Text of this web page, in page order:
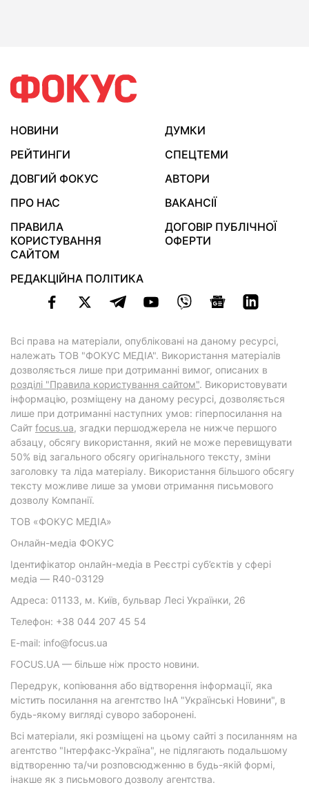
НОВИНИ
ДУМКИ
РЕЙТИНГИ
СПЕЦТЕМИ
ДОВГИЙ ФОКУС
АВТОРИ
ПРО НАС
ВАКАНСІЇ
ПРАВИЛА
КОРИСТУВАННЯ
САЙТОМ
ДОГОВІР ПУБЛІЧНОЇ
ОФЕРТИ
РЕДАКЦІЙНА ПОЛІТИКА
Всі права на матеріали, опубліковані на даному ресурсі,
належать ТОВ "ФОКУС МЕДІА". Використання матеріалів
дозволяється лише при дотриманні вимог, описаних в
розділі "Правила користування сайтом". Використовувати
інформацію, розміщену на даному ресурсі, дозволяється
лише при дотриманні наступних умов: гіперпосилання на
Cайт focus.ua, згадки першоджерела не нижче першого
абзацу, обсягу використання, який не може перевищувати
50% від загального обсягу оригінального тексту, зміни
заголовку та ліда матеріалу. Використання більшого обсягу
тексту можливе лише за умови отримання письмового
дозволу Компанії.
ТОВ «ФОКУС МЕДІА»
Онлайн-медіа ФОКУС
Ідентифікатор онлайн-медіа в Реєстрі суб’єктів у сфері
медіа — R40-03129
Адреса: 01133, м. Київ, бульвар Лесі Українки, 26
Телефон: +38 044 207 45 54
E-mail: info@focus.ua
FOCUS.UA — більше ніж просто новини.
Передрук, копіювання або відтворення інформації, яка
містить посилання на агентство ІнА "Українські Новини", в
будь-якому вигляді суворо заборонені.
Всі матеріали, які розміщені на цьому сайті з посиланням на
агентство "Інтерфакс-Україна", не підлягають подальшому
відтворенню та/чи розповсюдженню в будь-якій формі,
інакше як з письмового дозволу агентства.